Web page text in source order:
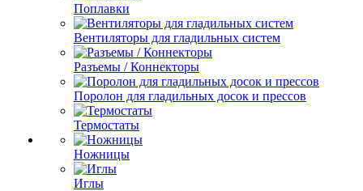
Поплавки
Вентиляторы для гладильных систем
Разъемы / Коннекторы
Поролон для гладильных досок и прессов
Термостаты
Ножницы
Иглы